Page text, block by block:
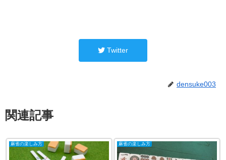
Twitter
densuke003
関連記事
麻雀の楽しみ方 麻雀の楽しみ方